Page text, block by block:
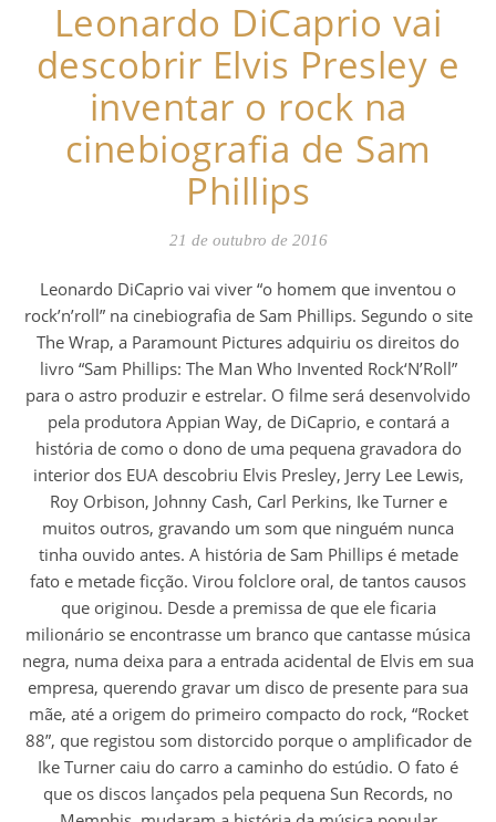
Leonardo DiCaprio vai
descobrir Elvis Presley e
inventar o rock na
cinebiografia de Sam
Phillips
21 de outubro de 2016
Leonardo DiCaprio vai viver “o homem que inventou o
rock’n’roll” na cinebiografia de Sam Phillips. Segundo o site
The Wrap, a Paramount Pictures adquiriu os direitos do
livro “Sam Phillips: The Man Who Invented Rock‘N’Roll”
para o astro produzir e estrelar. O filme será desenvolvido
pela produtora Appian Way, de DiCaprio, e contará a
história de como o dono de uma pequena gravadora do
interior dos EUA descobriu Elvis Presley, Jerry Lee Lewis,
Roy Orbison, Johnny Cash, Carl Perkins, Ike Turner e
muitos outros, gravando um som que ninguém nunca
tinha ouvido antes. A história de Sam Phillips é metade
fato e metade ficção. Virou folclore oral, de tantos causos
que originou. Desde a premissa de que ele ficaria
milionário se encontrasse um branco que cantasse música
negra, numa deixa para a entrada acidental de Elvis em sua
empresa, querendo gravar um disco de presente para sua
mãe, até a origem do primeiro compacto do rock, “Rocket
88”, que registou som distorcido porque o amplificador de
Ike Turner caiu do carro a caminho do estúdio. O fato é
que os discos lançados pela pequena Sun Records, no